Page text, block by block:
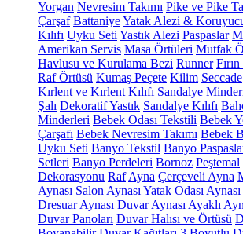
Yorgan Nevresim Takımı Pike ve Pike
Çarşaf BattaniyeYatak Alezi &
Kılıfı Uyku Seti Yastık Alezi Paspaslar
Amerikan Servis Masa Örtüleri Mutfak
Havlusu ve Kurulama Bezi Runner
Raf Örtüsü Kumaş Peçete Kilim Seccade
Kırlent ve Kırlent Kılıfı Sandalye
Şalı Dekoratif Yastık Sandalye Kılıfı
Minderleri Bebek Odası Tekstili Bebek
Çarşafı Bebek Nevresim Takımı Bebek
Uyku Seti Banyo Tekstil Banyo
Setleri Banyo Perdeleri Bornoz Peştemal
Dekorasyonu Raf Ayna Çerçeveli Ayna
Aynası Salon Aynası Yatak Odası Aynası
Dresuar Aynası Duvar Aynası Ayaklı
Duvar Panoları Duvar Halısı ve Örtüsü